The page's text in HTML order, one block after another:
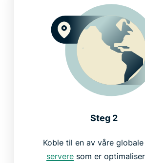
Steg 2
Koble til en av våre
servere som er